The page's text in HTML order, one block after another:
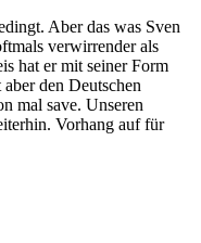
Aber das was Sven
verwirrender als
hat er mit seiner Form
den Deutschen
mal save. Unseren
Vorhang auf für